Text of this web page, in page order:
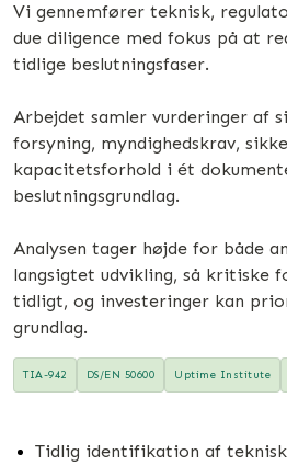
Vi gennemfører teknisk,
due diligence med fokus på at
tidlige beslutningsfaser.
Arbejdet samler vurderinger af
forsyning, myndighedskrav,
kapacitetsforhold i ét
beslutningsgrundlag.
Analysen tager højde for både
langsigtet udvikling, så kritiske
tidligt, og investeringer kan
grundlag.
TIA-942 DS/EN 50600 Uptime Institute
Tidlig identifikation af